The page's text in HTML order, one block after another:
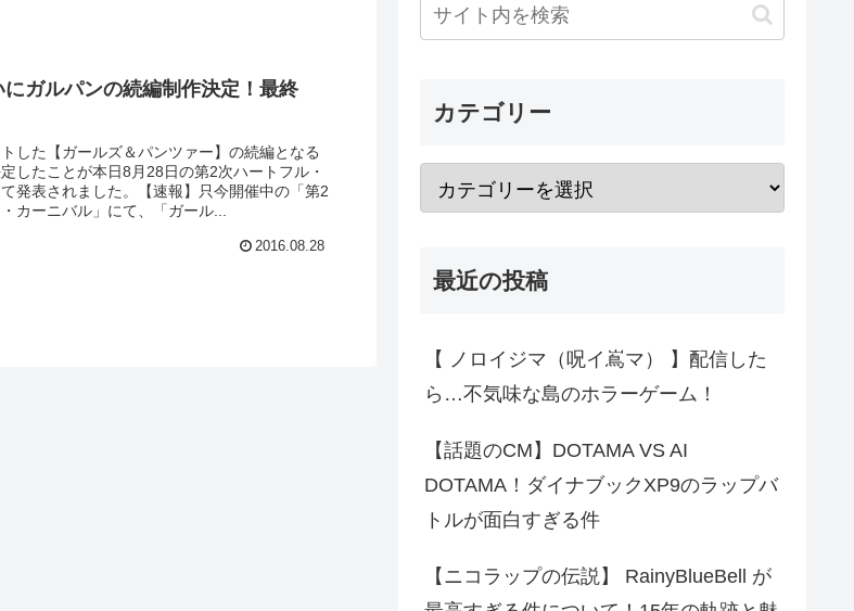
にガルパンの続編制作決定！最終
した【ガールズ＆パンツァー】の続編となる
したことが本日8月28日の第2次ハートフル・
発表されました。【速報】只今開催中の「第2
カーニバル」にて、「ガール...
2016.08.28
カテゴリー
最近の投稿
【 ノロイジマ（呪イ嶌マ） 】配信した
ら…不気味な島のホラーゲーム！
【話題のCM】DOTAMA VS AI
DOTAMA！ダイナブックXP9のラップバ
トルが面白すぎる件
【ニコラップの伝説】 RainyBlueBell が